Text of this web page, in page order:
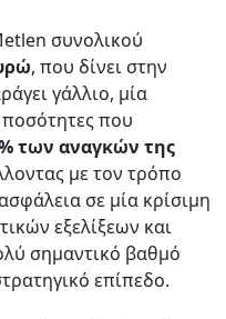
συνολικού
, που δίνει στην
γάλλιο, μία
που
των αναγκών της
με τον τρόπο
σε μία κρίσιμη
εξελίξεων και
σημαντικό βαθμό
επίπεδο.